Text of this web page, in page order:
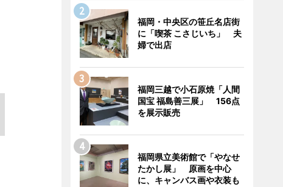
福岡・中央区の笹丘名店街
に「喫茶 こさじいち」 夫
婦で出店
福岡三越で小石原焼「人間
国宝 福島善三展」 156点
を展示販売
福岡県立美術館で「やなせ
たかし展」 原画を中心
に、キャンバス画や衣装も